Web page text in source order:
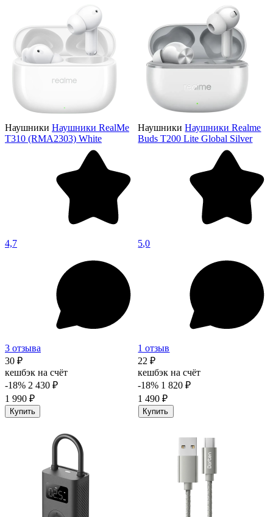
Наушники Наушники RealMe
T310 (RMA2303) White
4,7
3 отзыва
30 ₽
кешбэк на счёт
-18% 2 430 ₽
1 990 ₽
Купить
Наушники Наушники Realme
Buds T200 Lite Global Silver
5,0
1 отзыв
22 ₽
кешбэк на счёт
-18% 1 820 ₽
1 490 ₽
Купить